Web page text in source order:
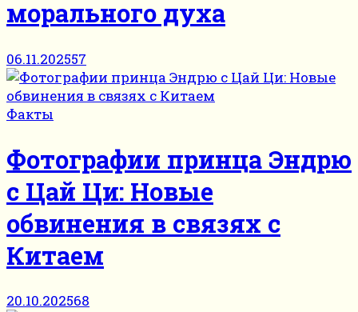
морального духа
06.11.202557
Факты
Фотографии принца Эндрю
с Цай Ци: Новые
обвинения в связях с
Китаем
20.10.202568